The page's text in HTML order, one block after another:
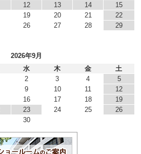
12 13 14
15
19 20 21
22
26 27 28
29
2026年9月
水 木 金
土
2 3 4
5
9 10 11
12
16 17 18
19
23 24 25
26
30